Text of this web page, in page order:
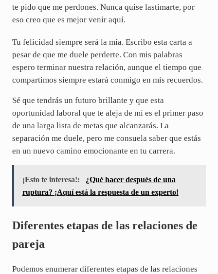
te pido que me perdones. Nunca quise lastimarte, por
eso creo que es mejor venir aquí.
Tu felicidad siempre será la mía. Escribo esta carta a
pesar de que me duele perderte. Con mis palabras
espero terminar nuestra relación, aunque el tiempo que
compartimos siempre estará conmigo en mis recuerdos.
Sé que tendrás un futuro brillante y que esta
oportunidad laboral que te aleja de mí es el primer paso
de una larga lista de metas que alcanzarás. La
separación me duele, pero me consuela saber que estás
en un nuevo camino emocionante en tu carrera.
¡Esto te interesa!:
¿Qué hacer después de una
ruptura? ¡Aquí está la respuesta de un experto!
Diferentes etapas de las relaciones de
pareja
Podemos enumerar diferentes etapas de las relaciones